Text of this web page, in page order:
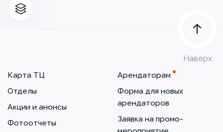
Наверх
Карта ТЦ
Отделы
Акции и анонсы
Фотоотчеты
Арендаторам
Форма для новых
арендаторов
Заявка на промо-